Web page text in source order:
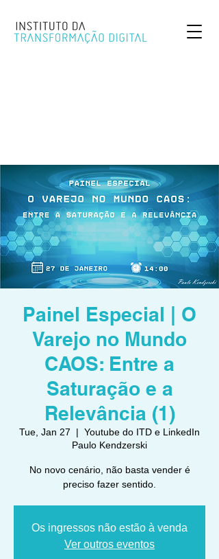
Painel Especial | O
Varejo no Mundo
CAOS: Entre a
Saturação e a
Relevância (1)
Tue, Jan 27
  |
Youtube do ITD e LinkedIn
Paulo Kendzerski
No novo cenário, não basta vender é
preciso fazer sentido.
Os ingressos não estão à venda
Ver outros eventos